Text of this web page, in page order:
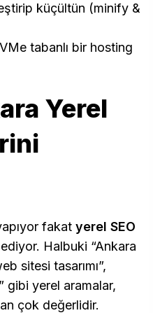
küçültün (minify &
tabanlı bir hosting
Yerel
fakat yerel SEO
ediyor. Halbuki “Ankara
sitesi tasarımı”,
gibi yerel aramalar,
çok değerlidir.